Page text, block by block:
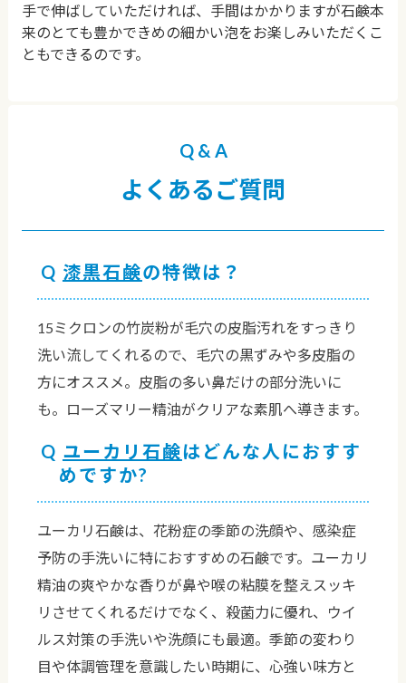
手で伸ばしていただければ、手間はかかりますが石鹸本
来のとても豊かできめの細かい泡をお楽しみいただくこ
ともできるのです。
Q & A
よくあるご質問
漆黒石鹸の特徴は？
15ミクロンの竹炭粉が毛穴の皮脂汚れをすっきり
洗い流してくれるので、毛穴の黒ずみや多皮脂の
方にオススメ。皮脂の多い鼻だけの部分洗いに
も。ローズマリー精油がクリアな素肌へ導きます。
ユーカリ石鹸はどんな人におすす
めですか?
ユーカリ石鹸は、花粉症の季節の洗顔や、感染症
予防の手洗いに特におすすめの石鹸です。ユーカリ
精油の爽やかな香りが鼻や喉の粘膜を整えスッキ
リさせてくれるだけでなく、殺菌力に優れ、ウイ
ルス対策の手洗いや洗顔にも最適。季節の変わり
目や体調管理を意識したい時期に、心強い味方と